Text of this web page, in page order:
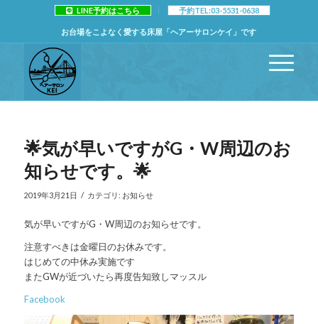
LINE予約はこちら 予約TEL:03-5531-0638
お台場をこよなく愛する床屋「ヘアーサロンケイ」です
🌟気が早いですがG・W周辺のお
知らせです。🌟
2019年3月21日 / カテゴリ: お知らせ
気が早いですがG・W周辺のお知らせです。
注意すべきは金曜日のお休みです。
はじめての中休み実施です
またGWが近づいたら再度告知致しマッスル
Facebook